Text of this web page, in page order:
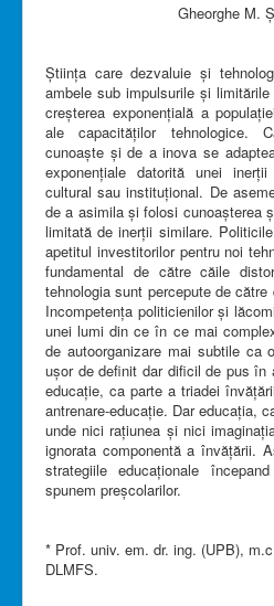
Gheorghe M.
Știința care dezvaluie și
ambele sub impulsurile și
creșterea exponențială a
ale capacităților tehnologice.
cunoaște și de a inova se
exponențiale datorită unei
cultural sau instituțional. De
de a asimila și folosi cunoașterea
limitată de inerții similare.
apetitul investitorilor pentru noi
fundamental de către căile
tehnologia sunt percepute de
Incompetența politicienilor și
unei lumi din ce în ce mai
de autoorganizare mai subtile ca
ușor de definit dar dificil de pus în
educație, ca parte a triadei
antrenare-educație. Dar educația,
unde nici rațiunea și nici
ignorata componentă a învățării.
strategiile educaționale
spunem preșcolarilor.
* Prof. univ. em. dr. ing. (UPB),
DLMFS.